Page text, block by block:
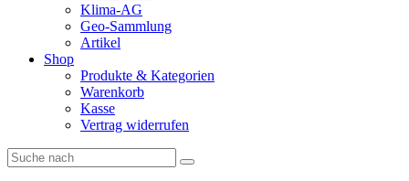
Klima-AG
Geo-Sammlung
Artikel
Shop
Produkte & Kategorien
Warenkorb
Kasse
Vertrag widerrufen